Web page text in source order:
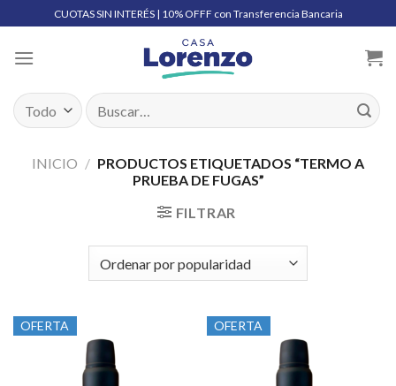
to
content
CUOTAS SIN INTERÉS | 10% OFFF con Transferencia Bancaria
Buscar
por:
INICIO / PRODUCTOS ETIQUETADOS “TERMO A
PRUEBA DE FUGAS”
FILTRAR
OFERTA OFERTA